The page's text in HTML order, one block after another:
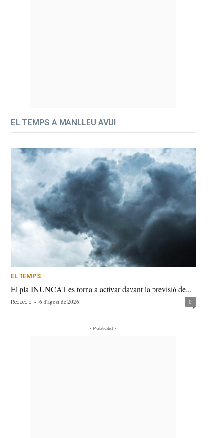
EL TEMPS A MANLLEU AVUI
EL TEMPS
El pla INUNCAT es torna a activar davant la previsió de...
Redacció - 6 d'agost de 2026 0
- Publicitat -